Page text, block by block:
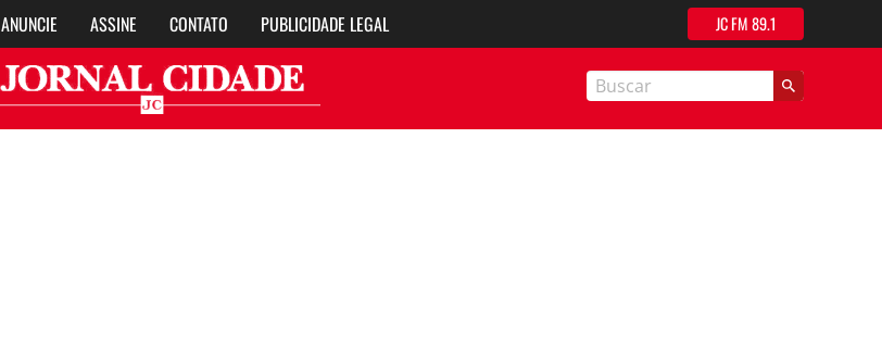
ANUNCIE ASSINE CONTATO PUBLICIDADE LEGAL JC FM 89.1